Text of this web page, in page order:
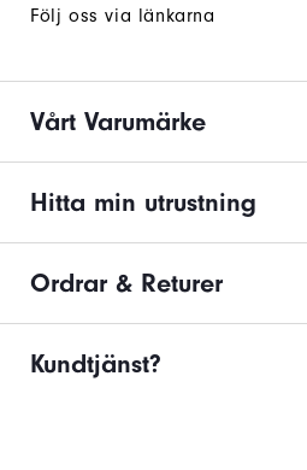
Följ oss via länkarna
Vårt Varumärke
Hitta min utrustning
Ordrar & Returer
Kundtjänst?